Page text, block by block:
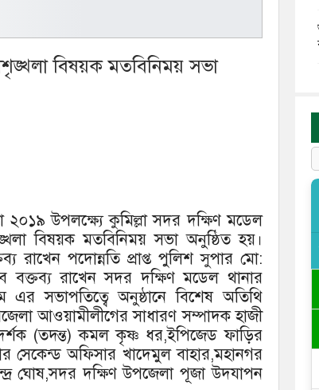
বিষয়ক মতবিনিময় সভা
২০১৯ উপলক্ষ্যে কুমিল্লা সদর দক্ষিণ মডেল
বিষয়ক মতবিনিময় সভা অনুষ্ঠিত হয়।
রাখেন পদোন্নতি প্রাপ্ত পুলিশ সুপার মো:
বক্তব্য রাখেন সদর দক্ষিণ মডেল থানার
সভাপতিত্বে অনুষ্ঠানে বিশেষ অতিথি
আওয়ামীলীগের সাধারণ সম্পাদক হাজী
(তদন্ত) কমল কৃষ্ণ ধর,ইপিজেড ফাড়ির
অফিসার খাদেমুল বাহার,মহানগর
ঘোষ,সদর দক্ষিণ উপজেলা পূজা উদযাপন